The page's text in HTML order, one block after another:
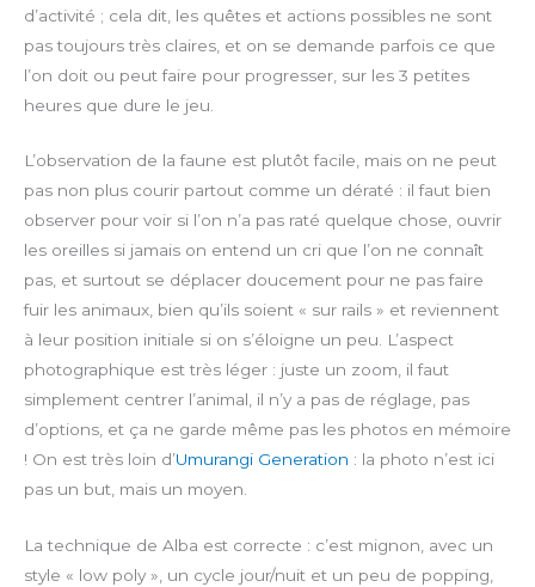
d’activité ; cela dit, les quêtes et actions possibles ne sont
pas toujours très claires, et on se demande parfois ce que
l’on doit ou peut faire pour progresser, sur les 3 petites
heures que dure le jeu.
L’observation de la faune est plutôt facile, mais on ne peut
pas non plus courir partout comme un dératé : il faut bien
observer pour voir si l’on n’a pas raté quelque chose, ouvrir
les oreilles si jamais on entend un cri que l’on ne connaît
pas, et surtout se déplacer doucement pour ne pas faire
fuir les animaux, bien qu’ils soient « sur rails » et reviennent
à leur position initiale si on s’éloigne un peu. L’aspect
photographique est très léger : juste un zoom, il faut
simplement centrer l’animal, il n’y a pas de réglage, pas
d’options, et ça ne garde même pas les photos en mémoire
! On est très loin d’Umurangi Generation : la photo n’est ici
pas un but, mais un moyen.
La technique de Alba est correcte : c’est mignon, avec un
style « low poly », un cycle jour/nuit et un peu de popping,